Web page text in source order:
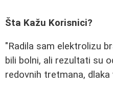
Šta Kažu Korisnici?
"Radila sam elektrolizu
bili bolni, ali rezultati su
redovnih tretmana, dlaka